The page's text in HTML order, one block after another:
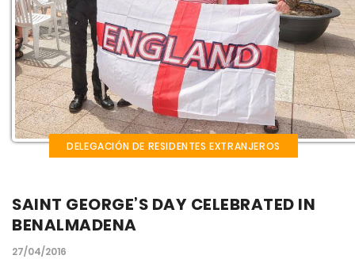
DELEGACIÓN DE RESIDENTES EXTRANJEROS
SAINT GEORGE’S DAY CELEBRATED IN
BENALMADENA
27/04/2016